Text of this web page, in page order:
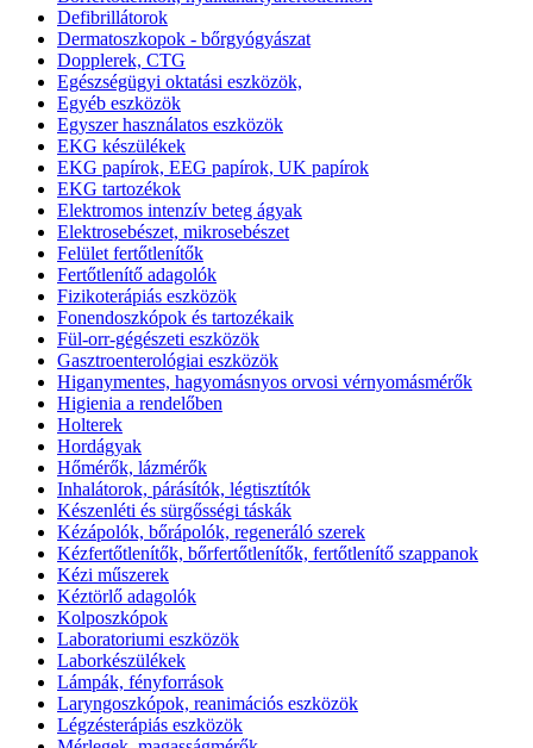
Defibrillátorok
Dermatoszkopok - bőrgyógyászat
Dopplerek, CTG
Egészségügyi oktatási eszközök,
Egyéb eszközök
Egyszer használatos eszközök
EKG készülékek
EKG papírok, EEG papírok, UK papírok
EKG tartozékok
Elektromos intenzív beteg ágyak
Elektrosebészet, mikrosebészet
Felület fertőtlenítők
Fertőtlenítő adagolók
Fizikoterápiás eszközök
Fonendoszkópok és tartozékaik
Fül-orr-gégészeti eszközök
Gasztroenterológiai eszközök
Higanymentes, hagyomásnyos orvosi vérnyomásmérők
Higienia a rendelőben
Holterek
Hordágyak
Hőmérők, lázmérők
Inhalátorok, párásítók, légtisztítók
Készenléti és sürgősségi táskák
Kézápolók, bőrápolók, regeneráló szerek
Kézfertőtlenítők, bőrfertőtlenítők, fertőtlenítő szappanok
Kézi műszerek
Kéztörlő adagolók
Kolposzkópok
Laboratoriumi eszközök
Laborkészülékek
Lámpák, fényforrások
Laryngoszkópok, reanimációs eszközök
Légzésterápiás eszközök